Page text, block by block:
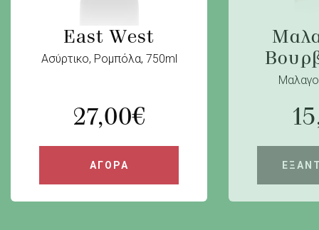
East West
Ασύρτικο, Ρομπόλα, 750ml
27,00€
ΑΓΟΡΑ